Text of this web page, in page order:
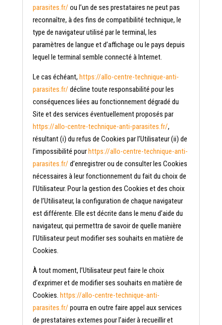
parasites.fr/ ou l’un de ses prestataires ne peut pas
reconnaître, à des fins de compatibilité technique, le
type de navigateur utilisé par le terminal, les
paramètres de langue et d’affichage ou le pays depuis
lequel le terminal semble connecté à Internet.
Le cas échéant, https://allo-centre-technique-anti-
parasites.fr/ décline toute responsabilité pour les
conséquences liées au fonctionnement dégradé du
Site et des services éventuellement proposés par
https://allo-centre-technique-anti-parasites.fr/,
résultant (i) du refus de Cookies par l’Utilisateur (ii) de
l’impossibilité pourhttps://allo-centre-technique-anti-
parasites.fr/ d’enregistrer ou de consulter les Cookies
nécessaires à leur fonctionnement du fait du choix de
l’Utilisateur. Pour la gestion des Cookies et des choix
de l’Utilisateur, la configuration de chaque navigateur
est différente. Elle est décrite dans le menu d’aide du
navigateur, qui permettra de savoir de quelle manière
l’Utilisateur peut modifier ses souhaits en matière de
Cookies.
À tout moment, l’Utilisateur peut faire le choix
d’exprimer et de modifier ses souhaits en matière de
Cookies. https://allo-centre-technique-anti-
parasites.fr/ pourra en outre faire appel aux services
de prestataires externes pour l’aider à recueillir et